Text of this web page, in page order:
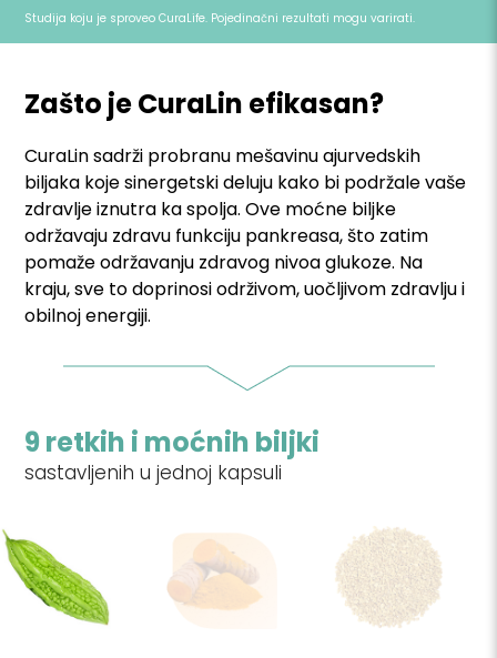
Studija koju je sproveo CuraLife. Pojedinačni rezultati mogu varirati.
Zašto je CuraLin efikasan?
CuraLin sadrži probranu mešavinu ajurvedskih
biljaka koje sinergetski deluju kako bi podržale vaše
zdravlje iznutra ka spolja. Ove moćne biljke
održavaju zdravu funkciju pankreasa, što zatim
pomaže održavanju zdravog nivoa glukoze. Na
kraju, sve to doprinosi održivom, uočljivom zdravlju i
obilnoj energiji.
9 retkih i moćnih biljki
sastavljenih u jednoj kapsuli